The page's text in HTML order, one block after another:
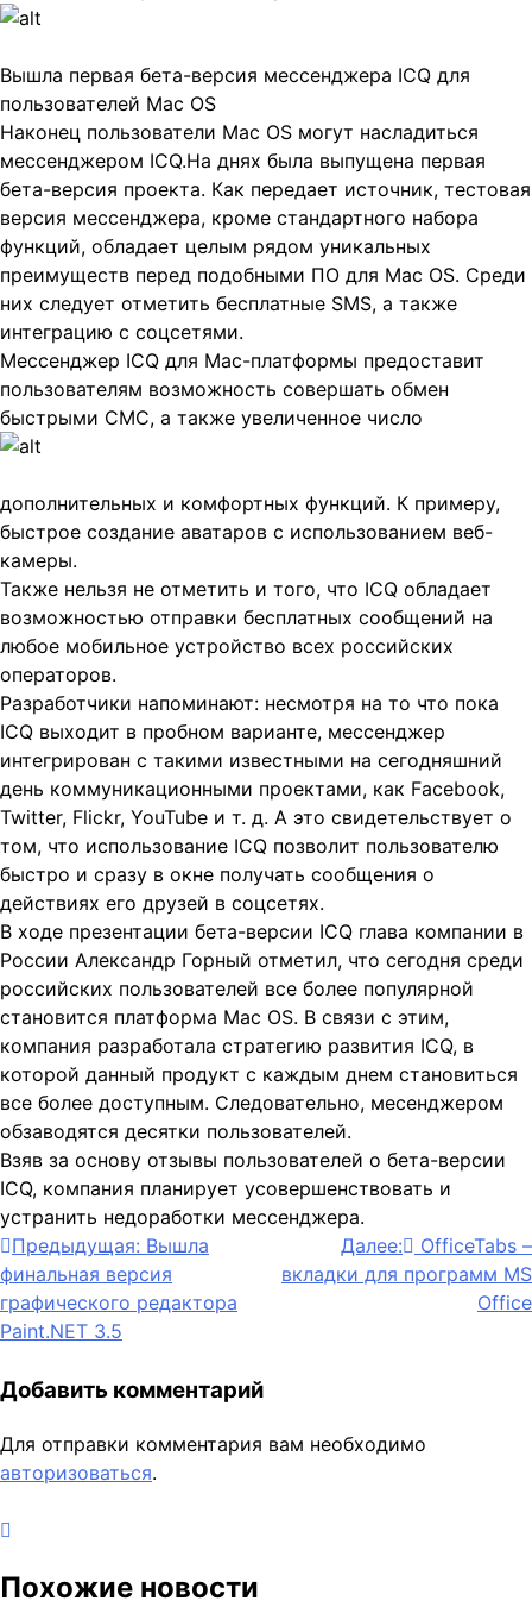
Вышла первая бета-версия мессенджера ICQ для
пользователей Mac OS
Наконец пользователи Mac OS могут насладиться
мессенджером ICQ.На днях была выпущена первая
бета-версия проекта. Как передает источник, тестовая
версия мессенджера, кроме стандартного набора
функций, обладает целым рядом уникальных
преимуществ перед подобными ПО для Мас OS. Среди
них следует отметить бесплатные SMS, а также
интеграцию с соцсетями.
Мессенджер ICQ для Mac-платформы предоставит
пользователям возможность совершать обмен
быстрыми СМС, а также увеличенное число
дополнительных и комфортных функций. К примеру,
быстрое создание аватаров с использованием веб-
камеры.
Также нельзя не отметить и того, что ICQ обладает
возможностью отправки бесплатных сообщений на
любое мобильное устройство всех российских
операторов.
Разработчики напоминают: несмотря на то что пока
ICQ выходит в пробном варианте, мессенджер
интегрирован с такими известными на сегодняшний
день коммуникационными проектами, как Facebook,
Twitter, Flickr, YouTube и т. д. А это свидетельствует о
том, что использование ICQ позволит пользователю
быстро и сразу в окне получать сообщения о
действиях его друзей в соцсетях.
В ходе презентации бета-версии ICQ глава компании в
России Александр Горный отметил, что сегодня среди
российских пользователей все более популярной
становится платформа Мас OS. В связи с этим,
компания разработала стратегию развития ICQ, в
которой данный продукт с каждым днем становиться
все более доступным. Следовательно, месенджером
обзаводятся десятки пользователей.
Взяв за основу отзывы пользователей о бета-версии
ICQ, компания планирует усовершенствовать и
устранить недоработки мессенджера.
Навигация
по
записям
Предыдущая: Вышла
финальная версия
графического редактора
Paint.NET 3.5
Далее:
OfficeTabs –
вкладки для программ MS
Office
Добавить комментарий
Для отправки комментария вам необходимо
авторизоваться.
Похожие новости